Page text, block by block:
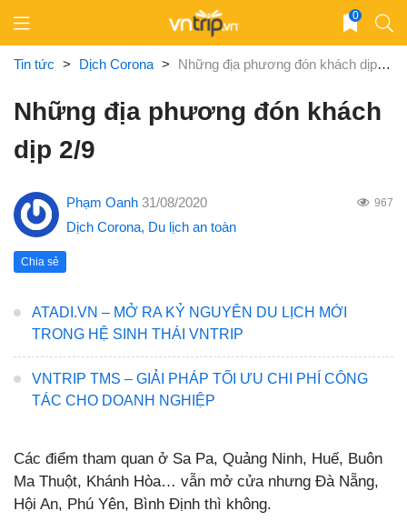
content
0
Tin tức > Dịch Corona > Những địa phương đón khách dịp 2/9
Những địa phương đón khách
dịp 2/9
Phạm Oanh 31/08/2020 967
Dịch Corona, Du lịch an toàn
Chia sẻ
ATADI.VN – MỞ RA KỶ NGUYÊN DU LỊCH MỚI
TRONG HỆ SINH THÁI VNTRIP
VNTRIP TMS – GIẢI PHÁP TỐI ƯU CHI PHÍ CÔNG
TÁC CHO DOANH NGHIỆP
Các điểm tham quan ở Sa Pa, Quảng Ninh, Huế, Buôn
Ma Thuột, Khánh Hòa… vẫn mở cửa nhưng Đà Nẵng,
Hội An, Phú Yên, Bình Định thì không.